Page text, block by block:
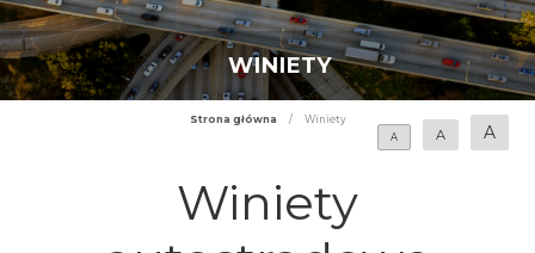
WINIETY
Strona główna /
Winiety
A
A A
Winiety